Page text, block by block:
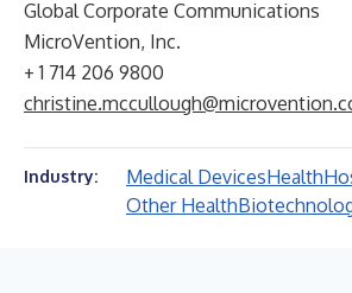
Global Corporate Communications
MicroVention, Inc.
+ 1 714 206 9800
Industry: Medical DevicesHealth
Other Health